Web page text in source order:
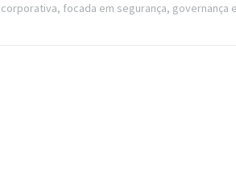
corporativa, focada em segurança, governança